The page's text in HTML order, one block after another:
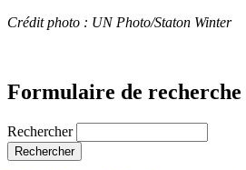
Crédit photo : UN Photo/Staton Winter
Formulaire de recherche
Rechercher